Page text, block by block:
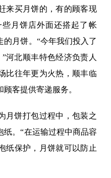
来买月饼的，有的顾客现
月饼店外面还搭起了帐
月饼。“今年我们投入了
河北顺丰特色经济负责人
比往年更为火热，顺丰临
客提供寄递服务。
月饼打包过程中，包装之
纸。“在运输过程中商品容
纸保护，月饼就可以防止